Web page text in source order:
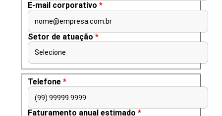
E-mail corporativo *
nome@empresa.com.br
Setor de atuação *
Selecione
Telefone *
(99) 99999.9999
Faturamento anual estimado *